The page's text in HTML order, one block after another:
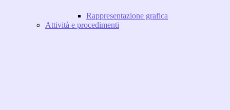
Rappresentazione grafica
Attività e procedimenti